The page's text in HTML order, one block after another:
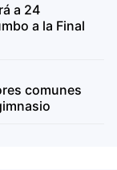
a 24
a la Final
comunes